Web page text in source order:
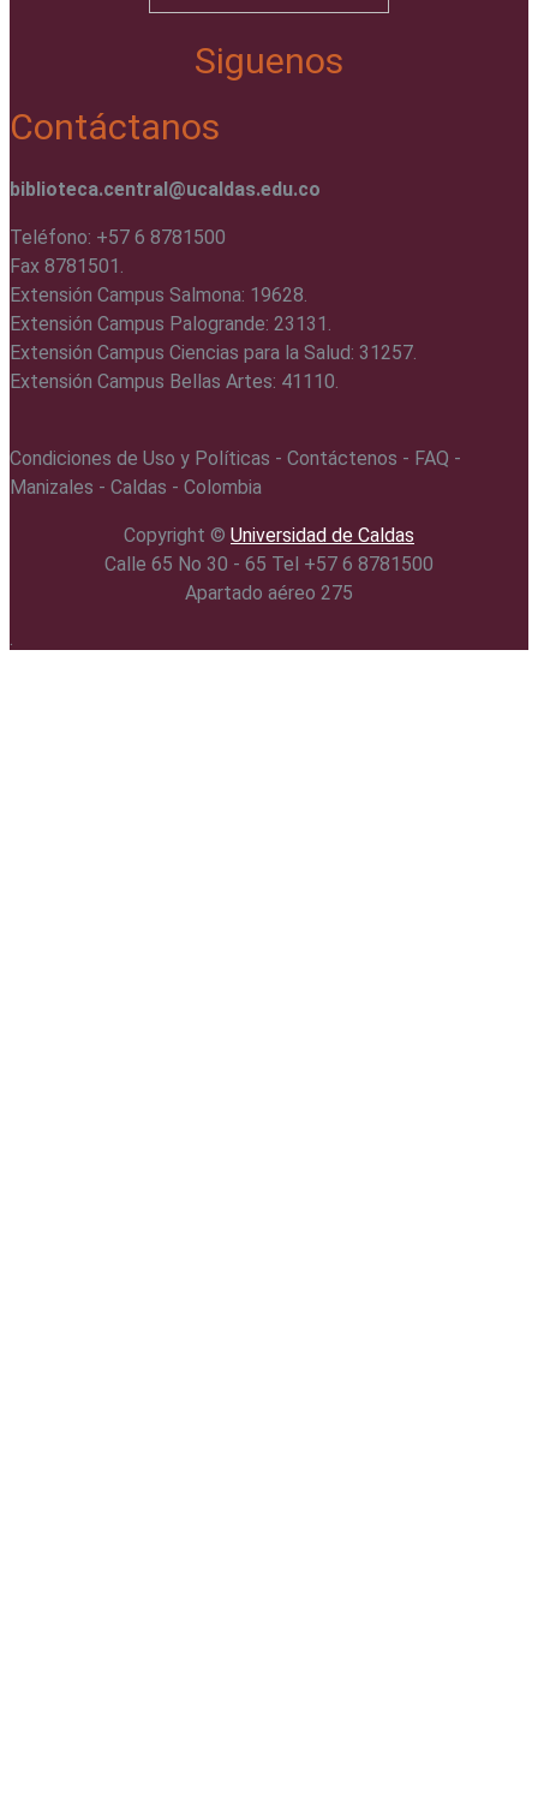
Siguenos
Contáctanos
biblioteca.central@ucaldas.edu.co
Teléfono: +57 6 8781500
Fax 8781501.
Extensión Campus Salmona: 19628.
Extensión Campus Palogrande: 23131.
Extensión Campus Ciencias para la Salud: 31257.
Extensión Campus Bellas Artes: 41110.
Condiciones de Uso y Políticas - Contáctenos - FAQ -
Manizales - Caldas - Colombia
Copyright ©️ Universidad de Caldas
Calle 65 No 30 - 65 Tel +57 6 8781500
Apartado aéreo 275
.